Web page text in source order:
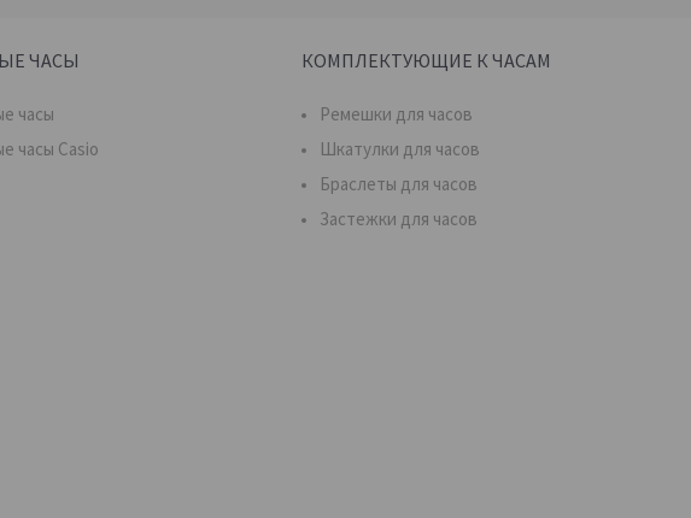
ЧАСЫ
часы
часы Casio
КОМПЛЕКТУЮЩИЕ К ЧАСАМ
Ремешки для часов
Шкатулки для часов
Браслеты для часов
Застежки для часов